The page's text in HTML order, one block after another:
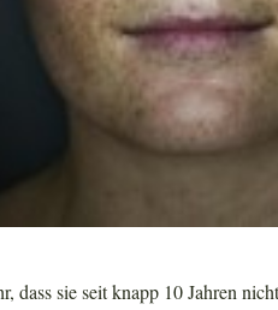
dass sie seit knapp 10 Jahren